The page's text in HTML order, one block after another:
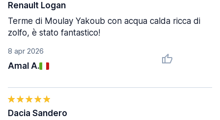
8 apr 2026
Amal A.
Renault Logan
Terme di Moulay Yakoub con acqua calda ricca di
zolfo, è stato fantastico!
Dacia Sandero